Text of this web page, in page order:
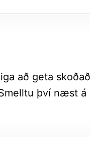
að geta
því næst á